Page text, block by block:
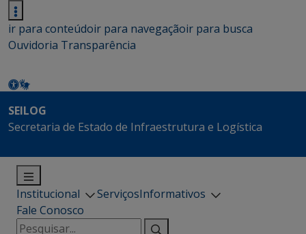
ir para conteúdoir para navegaçãoir para busca
Ouvidoria Transparência
SEILOG
Secretaria de Estado de Infraestrutura e Logística
Institucional ServiçosInformativos
Fale Conosco
Pesquisar